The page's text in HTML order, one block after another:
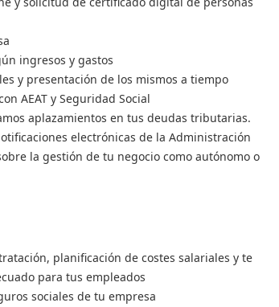
ingresos y gastos
y presentación de los mismos a tiempo
AEAT y Seguridad Social
aplazamientos en tus deudas tributarias.
electrónicas de la Administración
la gestión de tu negocio como autónomo o
planificación de costes salariales y te
para tus empleados
sociales de tu empresa